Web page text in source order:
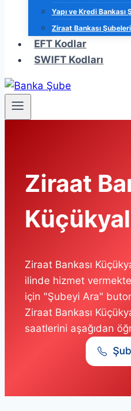
Yapı ve Kredi Bankası
Ziraat Bankası Şubeleri
EFT Kodlar
SWIFT Kodları
Ziraat
Ziraat Bankası
ilinde hizmet
için "Şubeyi Ara"
Ziraat Bankası
saatlerini aşağıdan